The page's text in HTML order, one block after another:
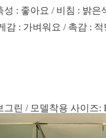
성 : 좋아요 / 비침 : 밝은
감 : 가벼워요 / 촉감 : 적
린 / 모델착용 사이즈: